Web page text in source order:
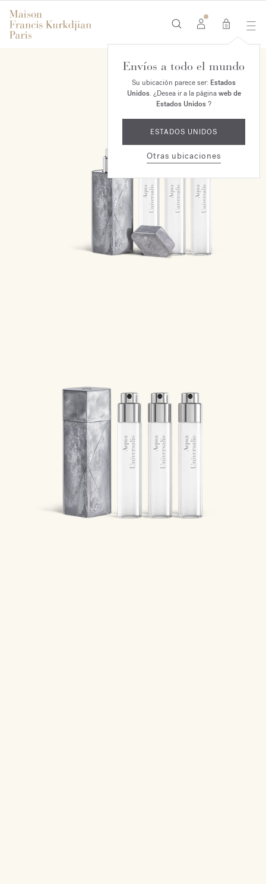
0
Envíos a todo el mundo
Su ubicación parece ser: Estados
Unidos. ¿Desea ir a la páginaweb de
Estados Unidos?
ESTADOS UNIDOS
Otras ubicaciones
EXCLUSIVO EN LÍNEA